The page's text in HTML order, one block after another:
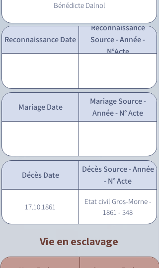
Bénédicte Dalnol
Reconnaissance Date
Reconnaissance
Source - Année -
N°Acte
Mariage Date
Mariage Source -
Année - N° Acte
Décès Date
Décès Source - Année
- N° Acte
17.10.1861
Etat civil Gros-Morne -
1861 - 348
Vie en esclavage